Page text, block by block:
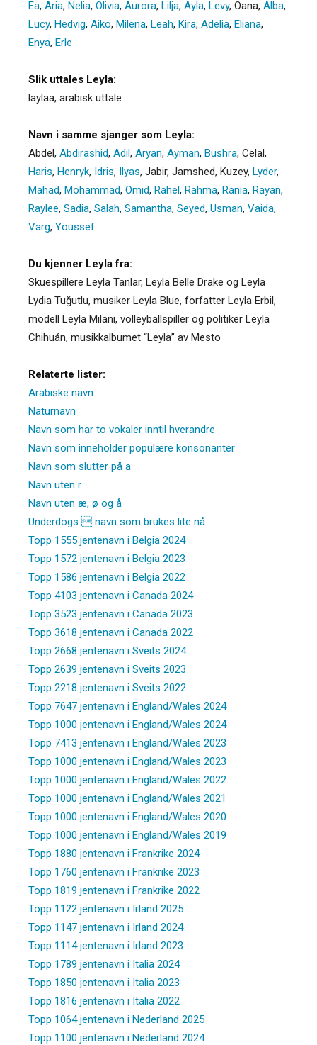
Ea, Aria, Nelia, Olivia, Aurora, Lilja, Ayla, Levy, Oana, Alba,
Lucy, Hedvig, Aiko, Milena, Leah, Kira, Adelia, Eliana,
Enya, Erle
Slik uttales Leyla:
laylaa, arabisk uttale
Navn i samme sjanger som Leyla:
Abdel, Abdirashid, Adil, Aryan, Ayman, Bushra, Celal,
Haris, Henryk, Idris, Ilyas, Jabir, Jamshed, Kuzey, Lyder,
Mahad, Mohammad, Omid, Rahel, Rahma, Rania, Rayan,
Raylee, Sadia, Salah, Samantha, Seyed, Usman, Vaida,
Varg, Youssef
Du kjenner Leyla fra:
Skuespillere Leyla Tanlar, Leyla Belle Drake og Leyla
Lydia Tuğutlu, musiker Leyla Blue, forfatter Leyla Erbil,
modell Leyla Milani, volleyballspiller og politiker Leyla
Chihuán, musikkalbumet “Leyla” av Mesto
Relaterte lister:
Arabiske navn
Naturnavn
Navn som har to vokaler inntil hverandre
Navn som inneholder populære konsonanter
Navn som slutter på a
Navn uten r
Navn uten æ, ø og å
Underdogs  navn som brukes lite nå
Topp 1555 jentenavn i Belgia 2024
Topp 1572 jentenavn i Belgia 2023
Topp 1586 jentenavn i Belgia 2022
Topp 4103 jentenavn i Canada 2024
Topp 3523 jentenavn i Canada 2023
Topp 3618 jentenavn i Canada 2022
Topp 2668 jentenavn i Sveits 2024
Topp 2639 jentenavn i Sveits 2023
Topp 2218 jentenavn i Sveits 2022
Topp 7647 jentenavn i England/Wales 2024
Topp 1000 jentenavn i England/Wales 2024
Topp 7413 jentenavn i England/Wales 2023
Topp 1000 jentenavn i England/Wales 2023
Topp 1000 jentenavn i England/Wales 2022
Topp 1000 jentenavn i England/Wales 2021
Topp 1000 jentenavn i England/Wales 2020
Topp 1000 jentenavn i England/Wales 2019
Topp 1880 jentenavn i Frankrike 2024
Topp 1760 jentenavn i Frankrike 2023
Topp 1819 jentenavn i Frankrike 2022
Topp 1122 jentenavn i Irland 2025
Topp 1147 jentenavn i Irland 2024
Topp 1114 jentenavn i Irland 2023
Topp 1789 jentenavn i Italia 2024
Topp 1850 jentenavn i Italia 2023
Topp 1816 jentenavn i Italia 2022
Topp 1064 jentenavn i Nederland 2025
Topp 1100 jentenavn i Nederland 2024